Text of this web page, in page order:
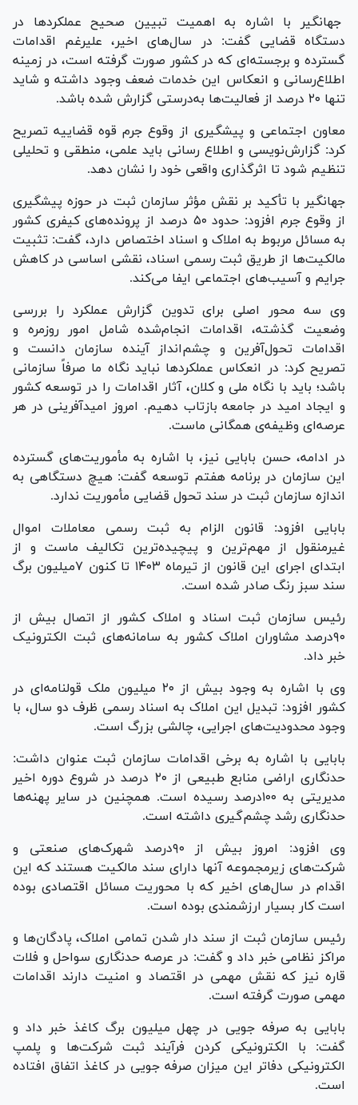
جهانگیر با اشاره به اهمیت تبیین صحیح عملکرد‌ها در
دستگاه قضایی گفت: در سال‌های اخیر، علیرغم اقدامات
گسترده و برجسته‌ای که در کشور صورت گرفته است، در زمینه
اطلاع‌رسانی و انعکاس این خدمات ضعف وجود داشته و شاید
تنها ۲۰ درصد از فعالیت‌ها به‌درستی گزارش شده باشد.
معاون اجتماعی و پیشگیری از وقوع جرم قوه قضاییه تصریح
کرد: گزارش‌نویسی و اطلاع رسانی باید علمی، منطقی و تحلیلی
تنظیم شود تا اثرگذاری واقعی خود را نشان دهد.
جهانگیر با تأکید بر نقش مؤثر سازمان ثبت در حوزه پیشگیری
از وقوع جرم افزود: حدود ۵۰ درصد از پرونده‌های کیفری کشور
به مسائل مربوط به املاک و اسناد اختصاص دارد، گفت: تثبیت
مالکیت‌ها از طریق ثبت رسمی اسناد، نقشی اساسی در کاهش
جرایم و آسیب‌های اجتماعی ایفا می‌کند.
وی سه محور اصلی برای تدوین گزارش عملکرد را بررسی
وضعیت گذشته، اقدامات انجام‌شده شامل امور روزمره و
اقدامات تحول‌آفرین و چشم‌انداز آینده سازمان دانست و
تصریح کرد: در انعکاس عملکرد‌ها نباید نگاه ما صرفاً سازمانی
باشد؛ باید با نگاه ملی و کلان، آثار اقدامات را در توسعه کشور
و ایجاد امید در جامعه بازتاب دهیم. امروز امیدآفرینی در هر
عرصه‌ای وظیفه‌ی همگانی ماست.
در ادامه، حسن بابایی نیز، با اشاره به مأموریت‌های گسترده
این سازمان در برنامه هفتم توسعه گفت: هیچ دستگاهی به
اندازه سازمان ثبت در سند تحول قضایی مأموریت ندارد.
بابایی افزود: قانون الزام به ثبت رسمی معاملات اموال
غیرمنقول از مهم‌ترین و پیچیده‌ترین تکالیف ماست و از
ابتدای اجرای این قانون از تیرماه ۱۴۰۳ تا کنون ۷میلیون برگ
سند سبز رنگ صادر شده است.
رئیس سازمان ثبت اسناد و املاک کشور از اتصال بیش از
۹۰درصد مشاوران املاک کشور به سامانه‌های ثبت الکترونیک
خبر داد.
وی با اشاره به وجود بیش از ۲۰ میلیون ملک قولنامه‌ای در
کشور افزود: تبدیل این املاک به اسناد رسمی ظرف دو سال، با
وجود محدودیت‌های اجرایی، چالشی بزرگ است.
بابایی با اشاره به برخی اقدامات سازمان ثبت عنوان داشت:
حدنگاری اراضی منابع طبیعی از ۲۰ درصد در شروع دوره اخیر
مدیریتی به ۱۰۰درصد رسیده است. همچنین در سایر پهنه‌ها
حدنگاری رشد چشم‌گیری داشته است.
وی افزود: امروز بیش از ۹۰درصد شهرک‌های صنعتی و
شرکت‌های زیرمجموعه آنها دارای سند مالکیت هستند که این
اقدام در سال‌های اخیر که با محوریت مسائل اقتصادی بوده
است کار بسیار ارزشمندی بوده است.
رئیس سازمان ثبت از سند دار شدن تمامی املاک، پادگان‌ها و
مراکز نظامی خبر داد و گفت: در عرصه حدنگاری سواحل و فلات
قاره نیز که نقش مهمی در اقتصاد و امنیت دارند اقدامات
مهمی صورت گرفته است.
بابایی به صرفه جویی در چهل میلیون برگ کاغذ خبر داد و
گفت: با الکترونیکی کردن فرآیند ثبت شرکت‌ها و پلمپ
الکترونیکی دفاتر این میزان صرفه جویی در کاغذ اتفاق افتاده
است.